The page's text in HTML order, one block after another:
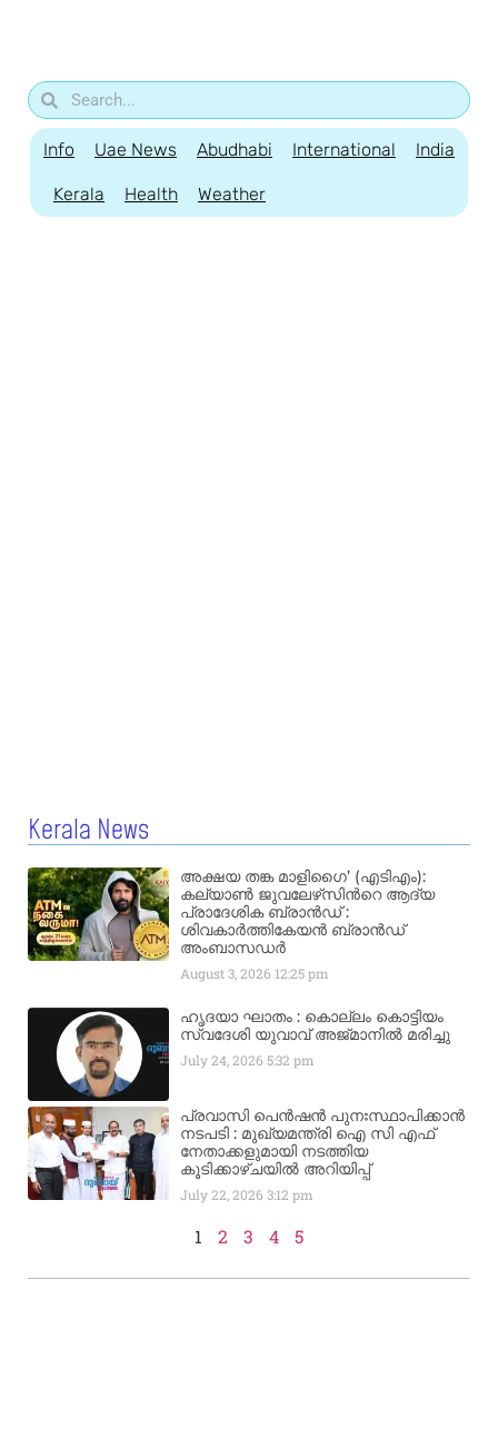
Info Uae News Abudhabi International India
Kerala Health Weather
Kerala News
അക്ഷയ തങ്ക മാളിഗൈ’ (എടിഎം):
കല്യാണ്‍ ജുവലേഴ്‌സിന്‍റെ ആദ്യ
പ്രാദേശിക ബ്രാന്‍ഡ് :
ശിവകാര്‍ത്തികേയന്‍ ബ്രാന്‍ഡ്
അംബാസഡര്‍
August 3, 2026 12:25 pm
ഹൃദയാ ഘാതം : കൊല്ലം കൊട്ടിയം
സ്വദേശി യുവാവ് അജ്മാനിൽ മരിച്ചു
July 24, 20265:32 pm
പ്രവാസി പെൻഷൻ പുനഃസ്ഥാപിക്കാൻ
നടപടി : മുഖ്യമന്ത്രി ഐ സി എഫ്
നേതാക്കളുമായി നടത്തിയ
കൂടിക്കാഴ്ചയിൽ അറിയിപ്പ്
July 22, 20263:12 pm
1 2 3 4 5